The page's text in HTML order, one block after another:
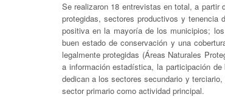
Se realizaron 18 entrevistas en total, a
protegidas, sectores productivos y
positiva en la mayoría de los municipios;
buen estado de conservación y una
legalmente protegidas (Áreas Naturales
a información estadística, la participación
dedican a los sectores secundario y
sector primario como actividad principal.